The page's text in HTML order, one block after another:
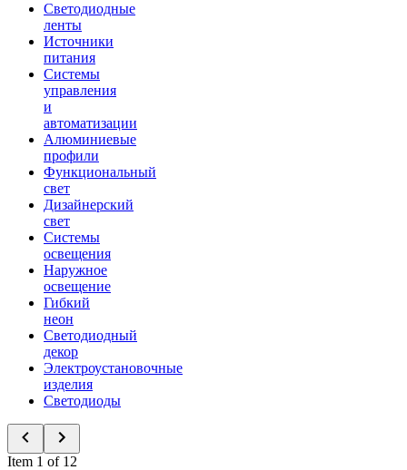
Светодиодные
ленты
Источники
питания
Системы
управления
и
автоматизации
Алюминиевые
профили
Функциональный
свет
Дизайнерский
свет
Системы
освещения
Наружное
освещение
Гибкий
неон
Светодиодный
декор
Электроустановочные
изделия
Светодиоды
Item 1 of 12